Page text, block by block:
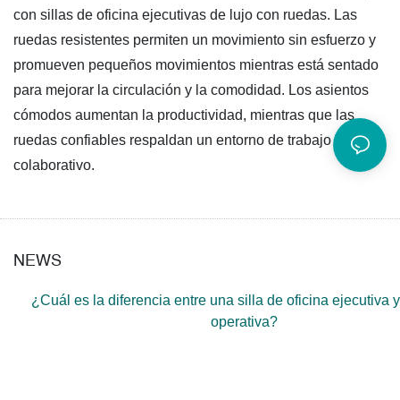
con sillas de oficina ejecutivas de lujo con ruedas. Las
ruedas resistentes permiten un movimiento sin esfuerzo y
promueven pequeños movimientos mientras está sentado
para mejorar la circulación y la comodidad. Los asientos
cómodos aumentan la productividad, mientras que las
ruedas confiables respaldan un entorno de trabajo
colaborativo.
NEWS
¿Cuál es la diferencia entre una silla de oficina ejecutiva
operativa?